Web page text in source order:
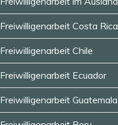
Freiwilligenarbeit Costa Rica
Freiwilligenarbeit Chile
Freiwilligenarbeit Ecuador
Freiwilligenarbeit Guatemala